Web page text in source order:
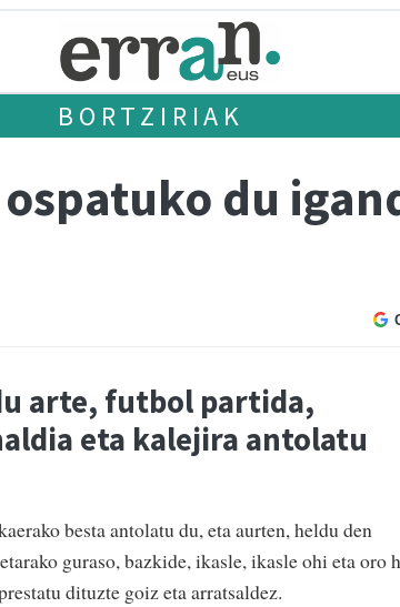
BORTZIRIAK
du
arte, futbol partida,
eta kalejira antolatu
besta antolatu du, eta aurten, heldu den
guraso, bazkide, ikasle, ikasle ohi eta oro
dituzte goiz eta arratsaldez.